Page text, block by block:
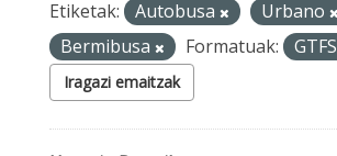
Etiketak: Autobusa
Urbano
Bermibusa
Formatuak: GTFS
Iragazi emaitzak